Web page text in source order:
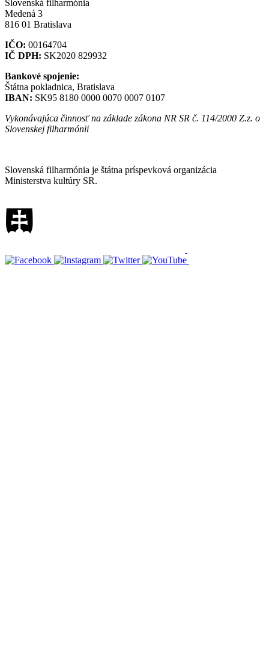
Slovenská filharmónia
Medená 3
816 01 Bratislava
IČO: 00164704
IČ DPH: SK2020 829932
Bankové spojenie:
Štátna pokladnica, Bratislava
IBAN: SK95 8180 0000 0070 0007 0107
Vykonávajúca činnosť na základe zákona NR SR č. 114/2000 Z.z. o
Slovenskej filharmónii
Slovenská filharmónia je štátna príspevková organizácia
Ministerstva kultúry SR.